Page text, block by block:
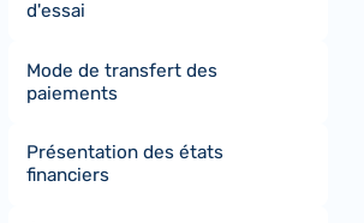
d'essai
Mode de transfert des
paiements
Présentation des états
financiers